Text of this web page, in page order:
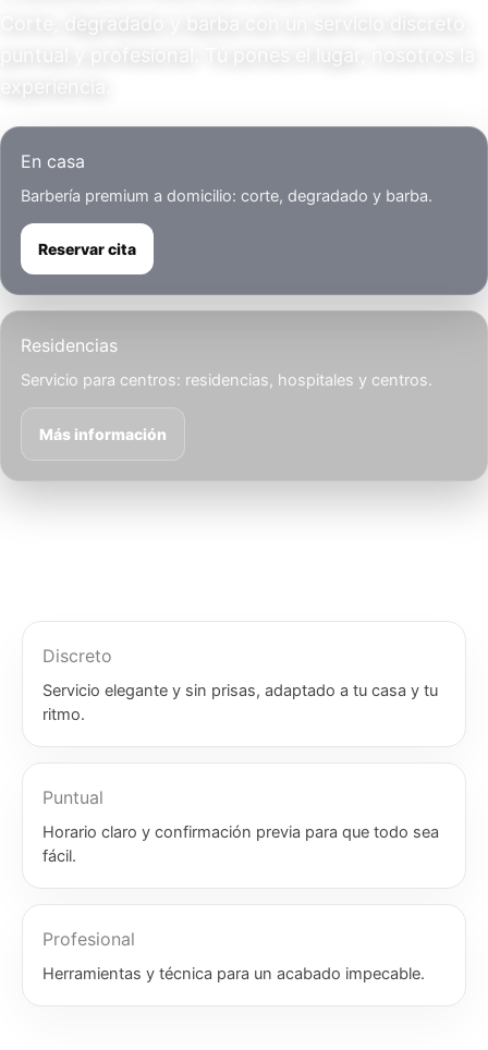
Corte, degradado y barba con un servicio discreto,
puntual y profesional. Tú pones el lugar, nosotros la
En casa
Barbería premium a domicilio: corte, degradado y barba.
Reservar cita
Residencias
Servicio para centros: residencias, hospitales y centros.
Más información
Discreto
Servicio elegante y sin prisas, adaptado a tu casa y tu
ritmo.
Puntual
Horario claro y confirmación previa para que todo sea
fácil.
Profesional
Herramientas y técnica para un acabado impecable.